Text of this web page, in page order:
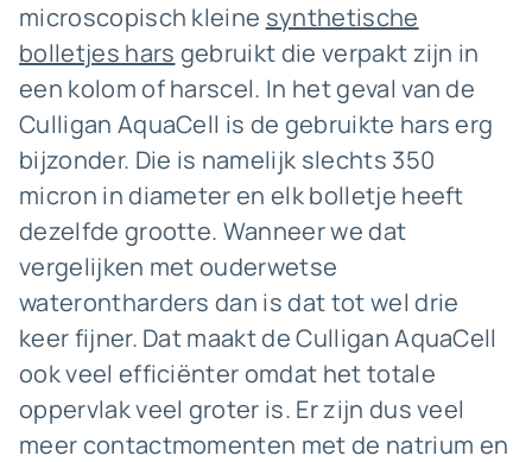
microscopisch kleine synthetische
bolletjes hars gebruikt die verpakt zijn in
een kolom of harscel. In het geval van de
Culligan AquaCell is de gebruikte hars erg
bijzonder. Die is namelijk slechts 350
micron in diameter en elk bolletje heeft
dezelfde grootte. Wanneer we dat
vergelijken met ouderwetse
waterontharders dan is dat tot wel drie
keer fijner. Dat maakt de Culligan AquaCell
ook veel efficiënter omdat het totale
oppervlak veel groter is. Er zijn dus veel
meer contactmomenten met de natrium en